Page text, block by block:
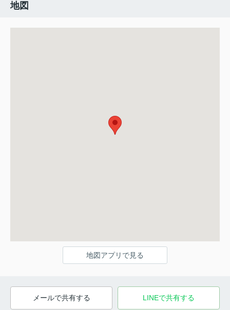
地図
地図アプリで見る
メールで共有する LINEで共有する